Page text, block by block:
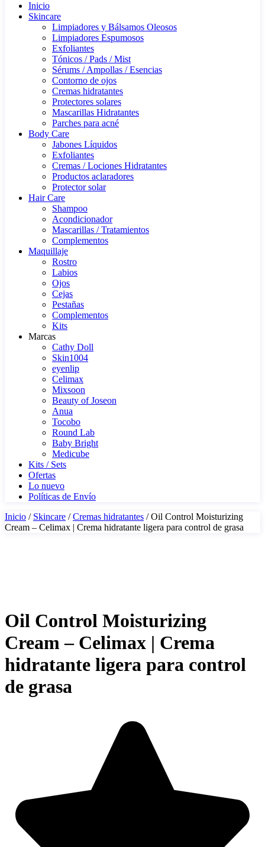
Inicio
Skincare
Limpiadores y Bálsamos Oleosos
Limpiadores Espumosos
Exfoliantes
Tónicos / Pads / Mist
Sérums / Ampollas / Esencias
Contorno de ojos
Cremas hidratantes
Protectores solares
Mascarillas Hidratantes
Parches para acné
Body Care
Jabones Líquidos
Exfoliantes
Cremas / Lociones Hidratantes
Productos aclaradores
Protector solar
Hair Care
Shampoo
Acondicionador
Mascarillas / Tratamientos
Complementos
Maquillaje
Rostro
Labios
Ojos
Cejas
Pestañas
Complementos
Kits
Marcas
Cathy Doll
Skin1004
eyenlip
Celimax
Mixsoon
Beauty of Joseon
Anua
Tocobo
Round Lab
Baby Bright
Medicube
Kits / Sets
Ofertas
Lo nuevo
Políticas de Envío
Inicio / Skincare /Cremas hidratantes / Oil Control Moisturizing
Cream – Celimax | Crema hidratante ligera para control de grasa
Oil Control Moisturizing
Cream – Celimax | Crema
hidratante ligera para control
de grasa